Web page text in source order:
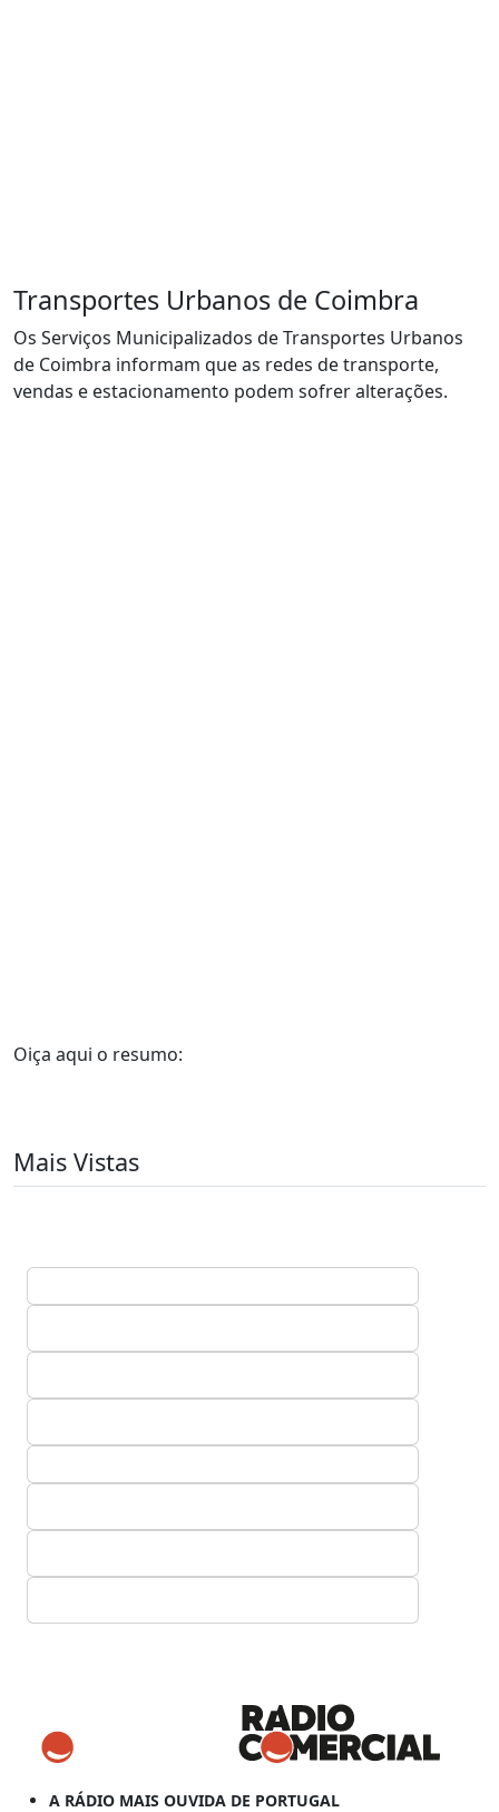
Transportes Urbanos de Coimbra
Os Serviços Municipalizados de Transportes Urbanos
de Coimbra informam que as redes de transporte,
vendas e estacionamento podem sofrer alterações.
Oiça aqui o resumo:
Mais Vistas
A RÁDIO MAIS OUVIDA DE PORTUGAL